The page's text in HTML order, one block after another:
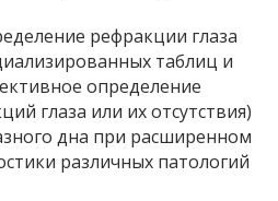
рефракции глаза
таблиц и
определение
глаза или их отсутствия)
дна при расширенном
различных патологий